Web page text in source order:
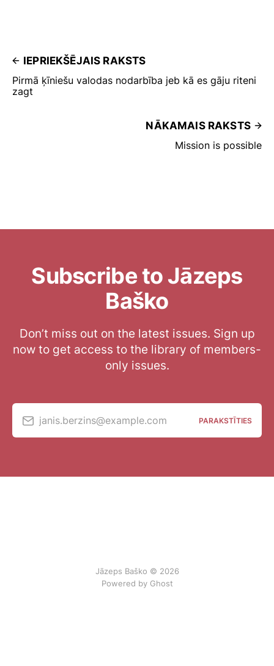
IEPRIEKŠĒJAIS RAKSTS
Pirmā ķīniešu valodas nodarbība jeb kā es gāju riteni
zagt
NĀKAMAIS RAKSTS
Mission is possible
Subscribe to Jāzeps
Baško
Don’t miss out on the latest issues. Sign up
now to get access to the library of members-
only issues.
janis.berzins@example.com PARAKSTĪTIES
Jāzeps Baško © 2026
Powered by Ghost